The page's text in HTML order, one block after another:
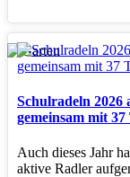
Schulradeln 2026
gemeinsam mit
Auch dieses Jahr
aktive Radler